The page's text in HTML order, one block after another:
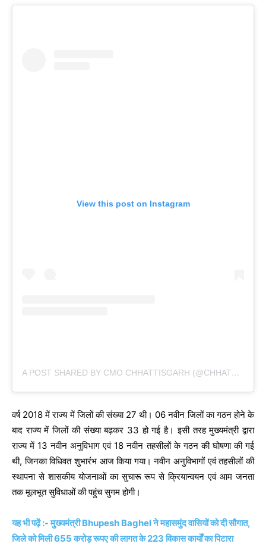
View this post on Instagram
A POST SHARED BY CMO CHHATTISGARH (@CHHATTISGARHCMO)
वर्ष 2018 में राज्य में जिलों की संख्या 27 थी। 06 नवीन जिलों का गठन होने के
बाद राज्य में जिलों की संख्या बढ़कर 33 हो गई है। इसी तरह मुख्यमंत्री द्वारा
राज्य में 13 नवीन अनुविभाग एवं 18 नवीन तहसीलों के गठन की घोषणा की गई
थी, जिनका विधिवत शुभारंभ आज किया गया। नवीन अनुविभागों एवं तहसीलों की
स्थापना से शासकीय योजनाओं का सुचारू रूप से क्रियान्वयन एवं आम जनता
तक मूलभूत सुविधाओं की पहुंच सुगम होगी।
यह भी पढ़ें :- मुख्यमंत्री Bhupesh Baghel ने महासमुंद वासियों को दी सौगात,
जिले को मिली 655 करोड़ रूपए की लागत के 223 विकास कार्यों का पिटारा